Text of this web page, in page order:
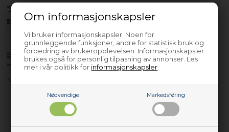
Om informasjonskapsler
Vi bruker informasjonskapsler. Noen for
grunnleggende funksjoner, andre for statistisk bruk og
forbedring av brukeropplevelsen. Informasjonskapsler
brukes også for personlig tilpasning av annonser. Les
mer i vår politikk for informasjonskapsler
Nødvendige Markedsføring
Produktinfo Spørsmål om varen?
S607 143-3TtYDHaW
Siden 2013